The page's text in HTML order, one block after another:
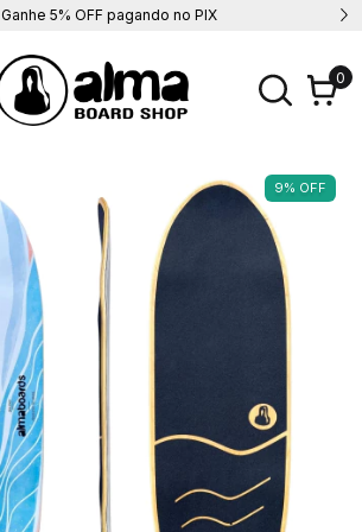
Ganhe 5% OFF pagando no PIX
0
9% OFF